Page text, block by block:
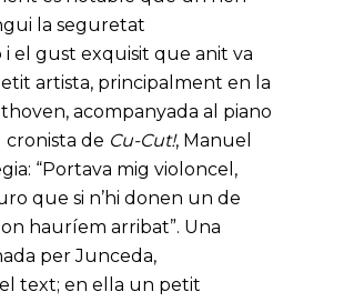
la seguretat
i el gust exquisit que anit va
artista, principalment en la
acompanyada al piano
cronista de Cu-Cut!, Manuel
“Portava mig violoncel,
que si n’hi donen un de
hauríem arribat”. Una
per Junceda,
text; en ella un petit